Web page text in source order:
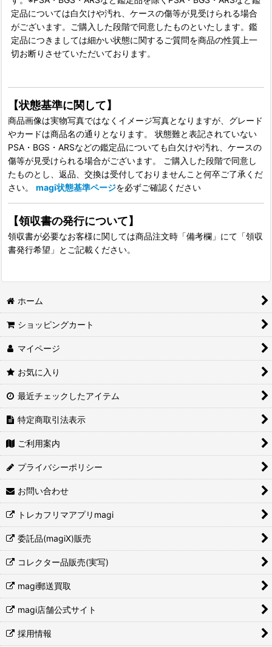
定品については白欠けや汚れ、ケースの傷等が見受けられる場合
がございます。ご購入した段階で同意したものといたします。鑑
定品につきましては細かい状態に関するご質問を商品の性質上一
切お断りさせていただいております。
【状態基準に関して】
商品画像は実物写真ではなくイメージ写真となりますが、グレード
やカードは商品名の通りとなります。 状態難と表記されていない
PSA・BGS・ARSなどの鑑定品についても白欠けや汚れ、ケースの
傷等が見受けられる場合がございます。 ご購入した段階で同意し
たものとし、返品、交換は受付しておりませんこと何卒ご了承くだ
さい。 magi状態基準ページを必ずご確認ください
【領収書の発行について】
領収書が必要なお客様に関しては商品注文時「備考欄」にて「領収
書発行希望」とご記載ください。
ホーム
ショッピングカート
マイページ
お気に入り
最近チェックしたアイテム
特定商取引法表示
ご利用案内
プライバシーポリシー
お問い合わせ
トレカフリマアプリmagi
委託品(magiX)販売
コレクター品販売(実写)
magi郵送買取
magi店舗公式サイト
採用情報